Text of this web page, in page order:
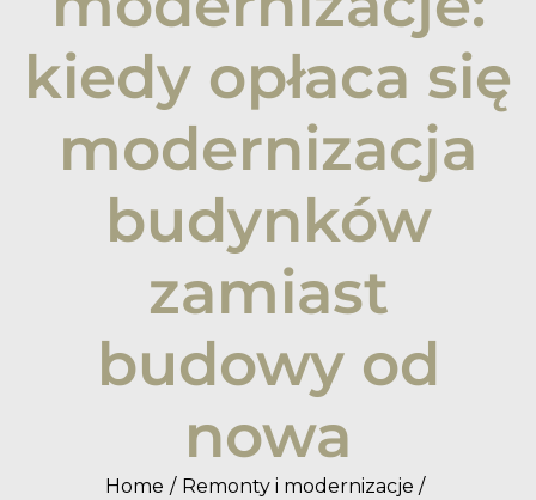
kiedy opłaca się
modernizacja
budynków
zamiast
budowy od
nowa
Home
Remonty i modernizacje